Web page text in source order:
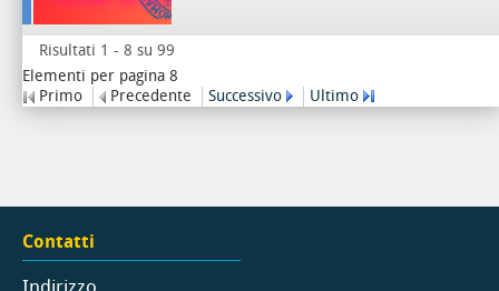
Risultati 1 - 8 su 99
Elementi per pagina 8
Primo
Precedente Successivo Ultimo
Contatti
Indirizzo